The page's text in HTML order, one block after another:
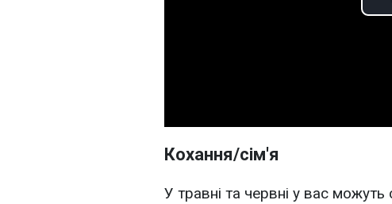
Кохання/сім'я
У травні та червні у вас